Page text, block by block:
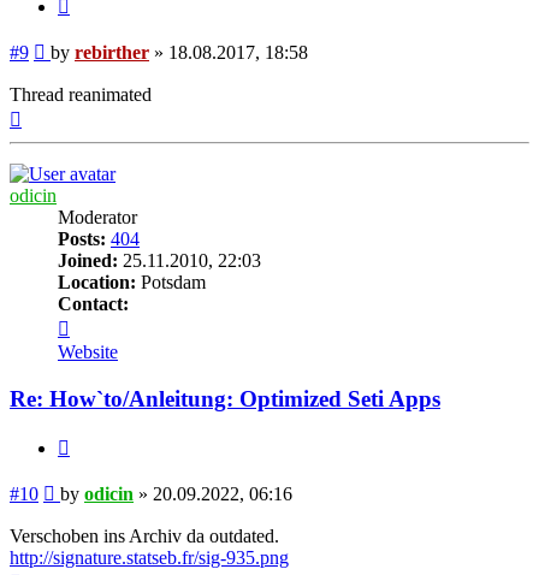
#9 Post
by rebirther » 18.08.2017, 18:58
Thread reanimated
odicin
Moderator
Posts: 404
Joined: 25.11.2010, 22:03
Location: Potsdam
Contact:
odicin
Website
Re: How`to/Anleitung: Optimized Seti Apps
#10 Post
by odicin » 20.09.2022, 06:16
Verschoben ins Archiv da outdated.
http://signature.statseb.fr/sig-935.png